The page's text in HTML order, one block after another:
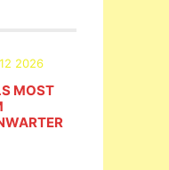
2026
MOST